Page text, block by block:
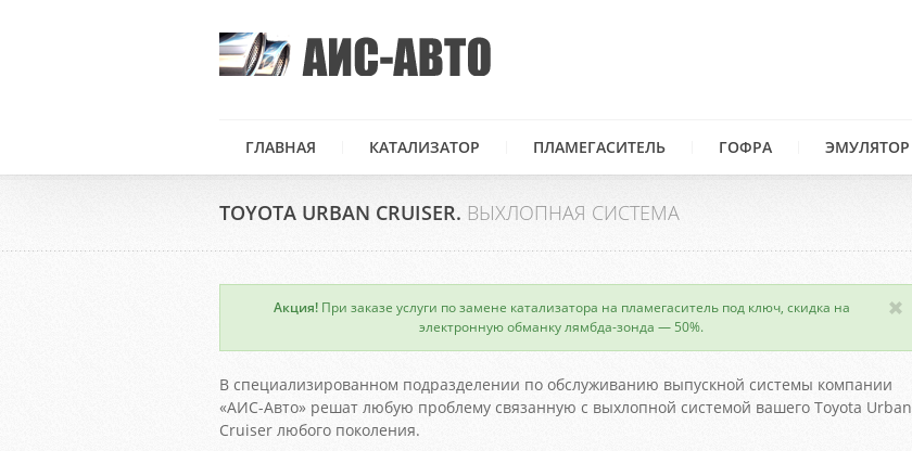
ГЛАВНАЯ КАТАЛИЗАТОР ПЛАМЕГАСИТЕЛЬ ГОФРА ЭМУЛЯТОР
TOYOTA URBAN CRUISER. ВЫХЛОПНАЯ СИСТЕМА
Акция!При заказе услуги по замене катализатора на пламегаситель под ключ, скидка на
электронную обманку лямбда-зонда — 50%.
×
В специализированном подразделении по обслуживанию выпускной системы компании
«АИС-Авто» решат любую проблему связанную с выхлопной системой вашего Toyota Urban
Cruiser любого поколения.